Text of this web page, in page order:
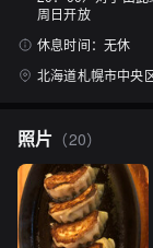
周日开放
休息时间： 无休
北海道札幌市中央
照片 （20）